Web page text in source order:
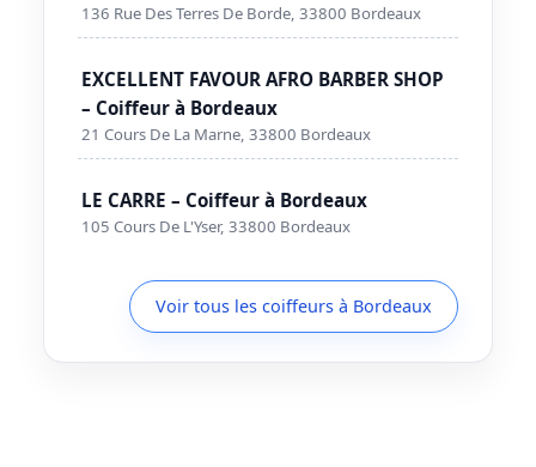
136 Rue Des Terres De Borde, 33800 Bordeaux
EXCELLENT FAVOUR AFRO BARBER SHOP
– Coiffeur à Bordeaux
21 Cours De La Marne, 33800 Bordeaux
LE CARRE – Coiffeur à Bordeaux
105 Cours De L'Yser, 33800 Bordeaux
Voir tous les coiffeurs à Bordeaux